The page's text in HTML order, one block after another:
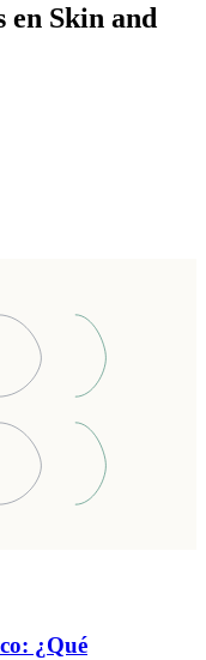
en Skin and
¿Qué